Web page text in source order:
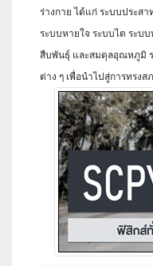
ร่างกาย ได้แก่ ระบบประส
ระบบหายใจ ระบบไต ระบ
สืบพันธุ์ และสมดุลอุณหภูมิ
ต่าง ๆ เพื่อนำไปสู่การทรง